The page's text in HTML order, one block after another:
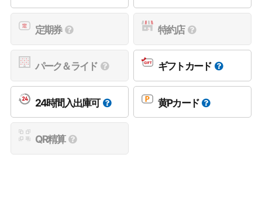
定期券 特約店
パーク＆ライド ギフトカード
24時間入出庫可 黄Pカード
QR精算